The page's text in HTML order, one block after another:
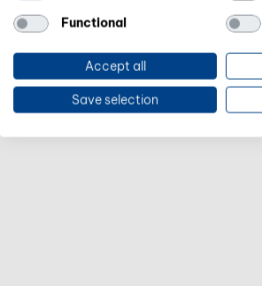
Functional
Accept all
Save selection